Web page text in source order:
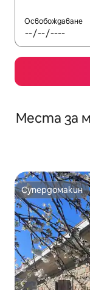
Освобождаване
Места за
Супердомакин
Супердомакин